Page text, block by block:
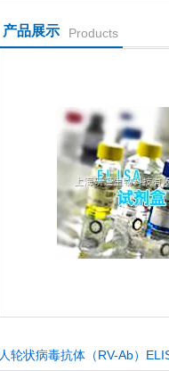
产品展示 Products
人轮状病毒抗体（RV-Ab）